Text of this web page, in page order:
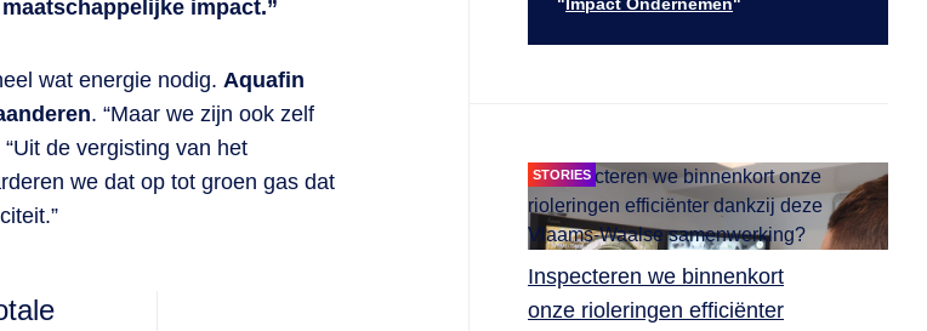
impact.”
wat energie nodig. Aquafin
. “Maar we zijn ook zelf
de vergisting van het
we dat op tot groen gas dat
STORIES
Inspecteren we binnenkort
onze rioleringen efficiënter